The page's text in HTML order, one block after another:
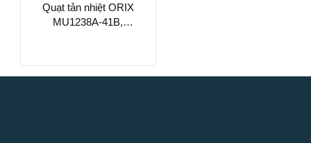
Quạt tản nhiệt ORIX
MU1238A-41B,